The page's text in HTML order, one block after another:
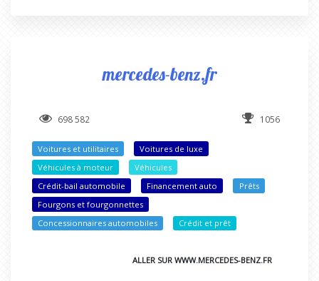
mercedes-benz.fr
698 582 1056
Voitures et utilitaires
Voitures de luxe
Véhicules à moteur
Véhicules
Crédit-bail automobile
Financement auto
Prêts
Fourgons et fourgonnettes
Concessionnaires automobiles
Crédit et prêt
ALLER SUR WWW.MERCEDES-BENZ.FR